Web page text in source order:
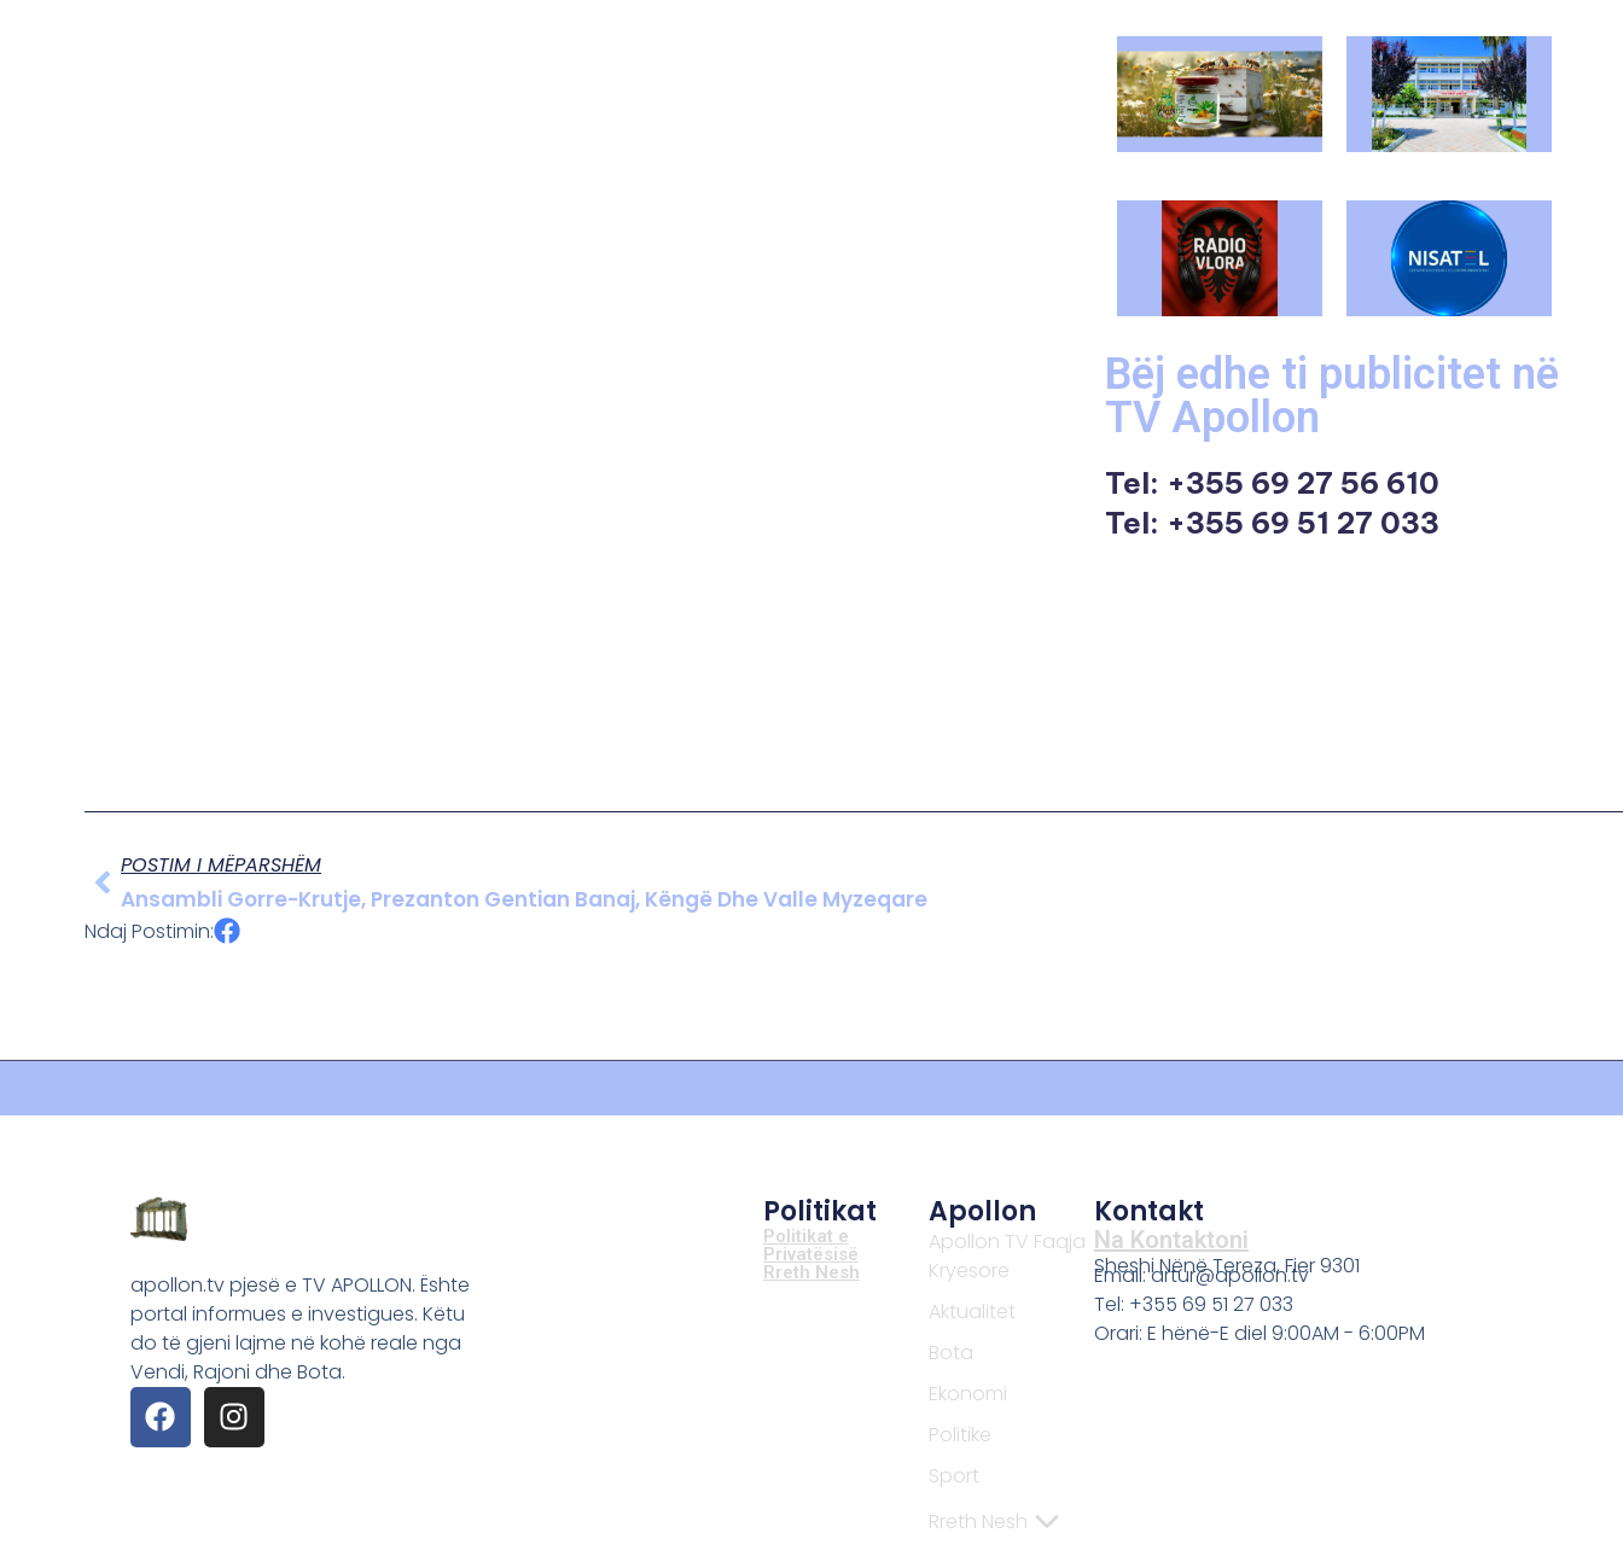
Bëj edhe ti publicitet në
TV Apollon
Tel: +355 69 27 56 610
Tel: +355 69 51 27 033
POSTIM I MËPARSHËM
Ansambli Gorre-Krutje, Prezanton Gentian Banaj, Këngë Dhe Valle Myzeqare
Ndaj Postimin:
apollon.tv pjesë e TV APOLLON. Ështe
portal informues e investigues. Këtu
do të gjeni lajme në kohë reale nga
Vendi, Rajoni dhe Bota.
Politikat
Politikat e
Privatësisë
Rreth Nesh
Apollon
Apollon TV Faqja
Kryesore
Aktualitet
Bota
Ekonomi
Politike
Sport
Rreth Nesh
Kontakt
Na Kontaktoni
Sheshi Nënë Tereza, Fier 9301
Email: artur@apollon.tv
Tel: +355 69 51 27 033
Orari: E hënë-E diel 9:00AM - 6:00PM